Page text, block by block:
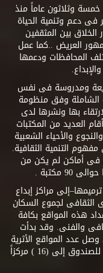
وثلاثون عاماً منذ
ومؤثر فى دعم وتنمية الحياة
بين المثقفين
العريض ..كما عمل
المحافظات ودعمها
ومدروسة فى نفس
الشاملة وفق منظومة
بها ونشرها لدى
العديد من المكتبات
والأحياء الشعبية
التنمية الثقافية.
فى أماكن لم يكن من
مكتبة .
مراكز إبداع
الثقافى لجموع السكان
هذه المواقع بكافة
والفنى. وقد بدأت
حتى وصل عدد المواقع الأثرية
التى تم تحويلها إلى مراكز إبداع فنى تابعة للصندوق إلى (16 ) مركزاً